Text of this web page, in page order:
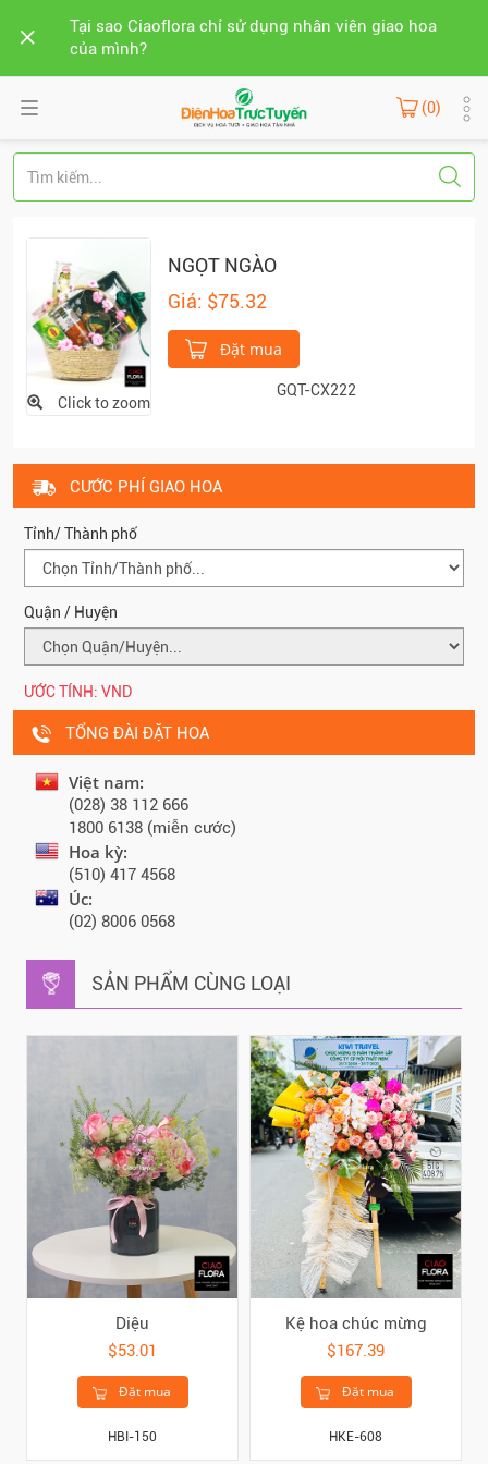
Tại sao Ciaoflora chỉ sử dụng nhân viên giao hoa
của mình?
(0)
Click to zoom
NGỌT NGÀO
Giá: $75.32
Đặt mua
GQT-CX222
CƯỚC PHÍ GIAO HOA
Tỉnh/ Thành phố
Quận / Huyện
ƯỚC TÍNH: VND
TỔNG ĐÀI ĐẶT HOA
Việt nam:
(028) 38 112 666
1800 6138 (miễn cước)
Hoa kỳ:
(510) 417 4568
Úc:
(02) 8006 0568
SẢN PHẨM CÙNG LOẠI
Diệu
$53.01
Đặt mua
HBI-150
Kệ hoa chúc mừng
$167.39
Đặt mua
HKE-608